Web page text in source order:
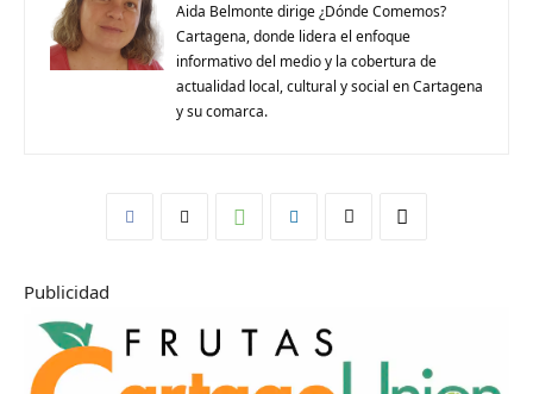
Aida Belmonte dirige ¿Dónde Comemos?
Cartagena, donde lidera el enfoque
informativo del medio y la cobertura de
actualidad local, cultural y social en Cartagena
y su comarca.
Publicidad